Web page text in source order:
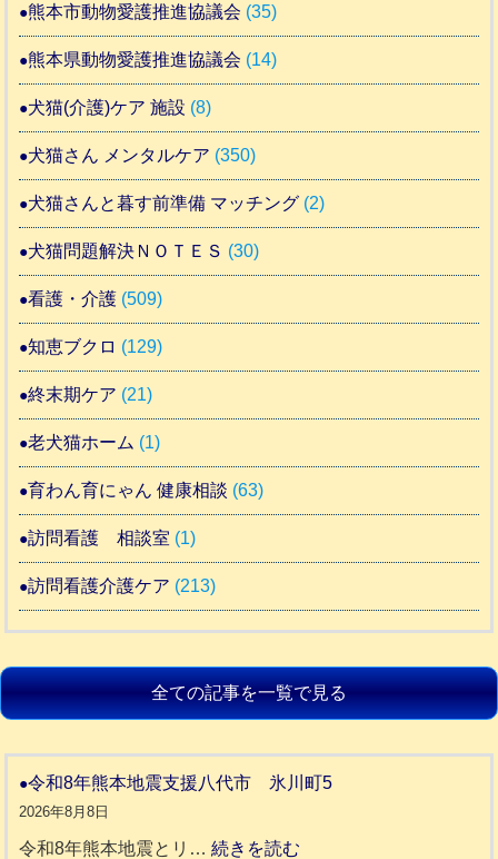
熊本市動物愛護推進協議会 (35)
熊本県動物愛護推進協議会 (14)
犬猫(介護)ケア 施設 (8)
犬猫さん メンタルケア (350)
犬猫さんと暮す前準備 マッチング (2)
犬猫問題解決ＮＯＴＥＳ (30)
看護・介護 (509)
知恵ブクロ (129)
終末期ケア (21)
老犬猫ホーム (1)
育わん育にゃん 健康相談 (63)
訪問看護 相談室 (1)
訪問看護介護ケア (213)
全ての記事を一覧で見る
令和8年熊本地震支援八代市 氷川町5
2026年8月8日
令和8年熊本地震とリ…続きを読む